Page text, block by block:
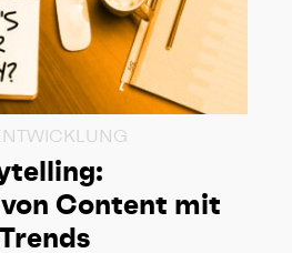
Content mit